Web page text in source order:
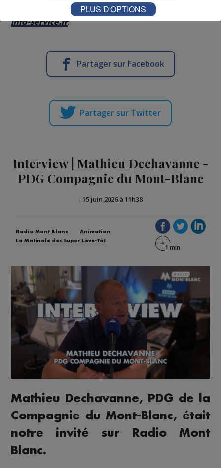
(appel non surtaxé), ou rendez-vous sur le site
info-service.fr.
Partager sur Facebook
Partager sur Twitter
Interview | Mathieu Dechavanne -
PDG Compagnie du Mont-Blanc
- 15 juin 2026 à 11h38
Radio Mont Blanc
Animation
La Matinale des Super Lève-Tôt
Mathieu Dechavanne, PDG de la
Compagnie du Mont-Blanc, était
notre invité sur Radio Mont
Blanc.
PLUS D'OPTIONS